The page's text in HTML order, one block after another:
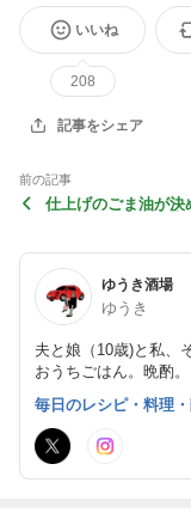
いいね
208
記事をシェア
前の記事
仕上げのごま油が決
素麺アレンジ5選〜
ゆうき酒場
ゆうき
夫と娘（10歳)と私、
おうちごはん。晩酌
肉おかず、 麺レシピ
毎日のレシピ・料理